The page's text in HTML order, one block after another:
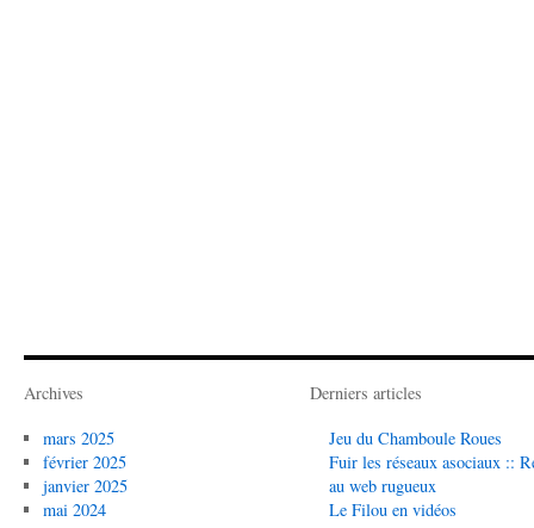
Archives
mars 2025
février 2025
janvier 2025
mai 2024
Derniers articles
Jeu du Chamboule Roues
Fuir les réseaux asociaux ::
au web rugueux
Le Filou en vidéos